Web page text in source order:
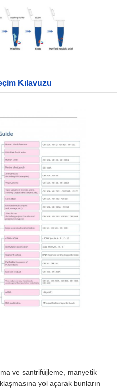
Mühürler
ve Tüketim Malzemeleri
Kılavuzu
ve santrifüjleme, manyetik
yol açarak bunların